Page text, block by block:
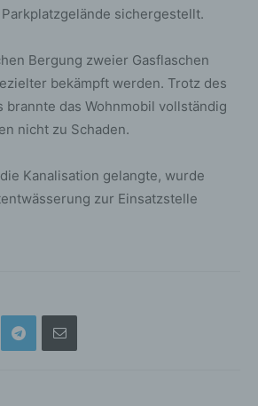
sichergestellt.
Bergung zweier Gasflaschen
bekämpft werden. Trotz des
brannte das Wohnmobil vollständig
nicht zu Schaden.
Kanalisation gelangte, wurde
zur Einsatzstelle